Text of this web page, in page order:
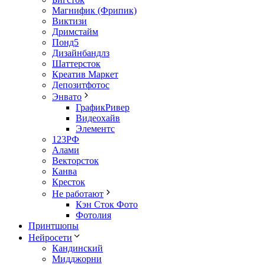
Магнифик (Фрипик)
Виктизи
Дримстайм
Понд5
Дизайнбандлз
Шаттерсток
Креатив Маркет
Депозитфотос
Энвато
ГрафикРивер
Видеохайв
Элементс
123РФ
Алами
Векторсток
Канва
Кресток
Не работают
Кэн Сток Фото
Фотолия
Принтшопы
Нейросети
Кандинский
Мидджорни